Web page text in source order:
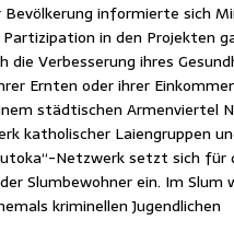
informierte sich
in den Projekten
Verbesserung ihres
Ernten oder ihrer
städtischen Armenviertel
katholischer Laiengruppen
Netzwerk setzt sich für
Slumbewohner ein. Im
kriminellen Jugendlichen